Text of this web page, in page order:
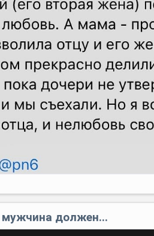
должен...